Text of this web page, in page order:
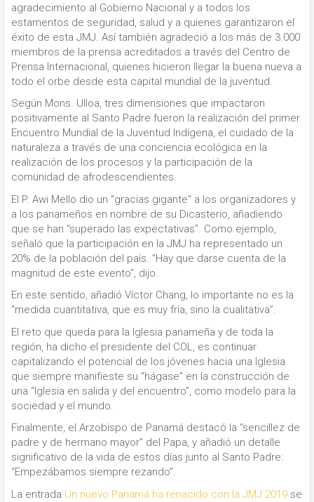
agradecimiento al Gobierno Nacional y a todos los
estamentos de seguridad, salud y a quienes garantizaron el
éxito de esta JMJ. Así también agradeció a los más de 3.000
miembros de la prensa acreditados a través del Centro de
Prensa Internacional, quienes hicieron llegar la buena nueva a
todo el orbe desde esta capital mundial de la juventud.
Según Mons. Ulloa, tres dimensiones que impactaron
positivamente al Santo Padre fueron la realización del primer
Encuentro Mundial de la Juventud Indígena, el cuidado de la
naturaleza a través de una conciencia ecológica en la
realización de los procesos y la participación de la
comunidad de afrodescendientes.
El P. Awi Mello dio un “gracias gigante” a los organizadores y
a los panameños en nombre de su Dicasterio, añadiendo
que se han “superado las expectativas”. Como ejemplo,
señaló que la participación en la JMJ ha representado un
20% de la población del país. “Hay que darse cuenta de la
magnitud de este evento”, dijo.
En este sentido, añadió Víctor Chang, lo importante no es la
“medida cuantitativa, que es muy fría, sino la cualitativa”.
El reto que queda para la Iglesia panameña y de toda la
región, ha dicho el presidente del COL, es continuar
capitalizando el potencial de los jóvenes hacia una Iglesia
que siempre manifieste su “hágase” en la construcción de
una “Iglesia en salida y del encuentro”, como modelo para la
sociedad y el mundo.
Finalmente, el Arzobispo de Panamá destacó la “sencillez de
padre y de hermano mayor” del Papa, y añadió un detalle
significativo de la vida de estos días junto al Santo Padre:
“Empezábamos siempre rezando”.
La entrada Un nuevo Panamá ha renacido con la JMJ 2019 se